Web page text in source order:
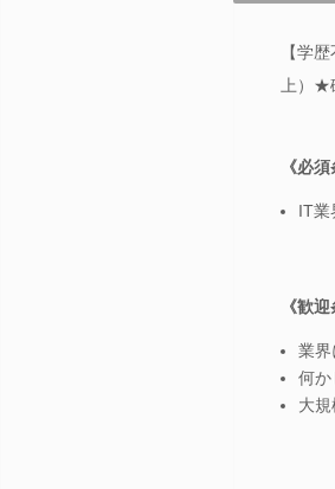
【学
上）★
《必須
IT業
《歓迎
業界
何か
大